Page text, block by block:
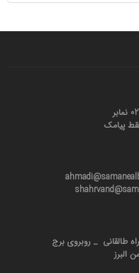
طالقانی _ روبروی برج